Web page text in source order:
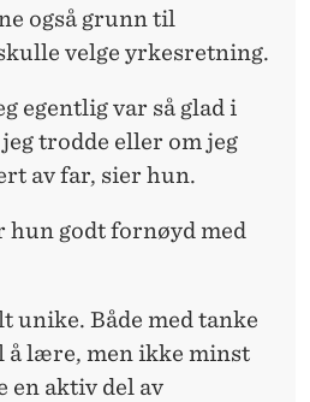
også grunn til
velge yrkesretning.
egentlig var så glad i
trodde eller om jeg
av far, sier hun.
hun godt fornøyd med
unike. Både med tanke
å lære, men ikke minst
en aktiv del av